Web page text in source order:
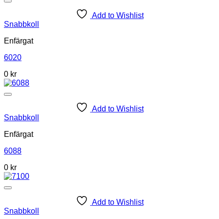
Add to Wishlist
Snabbkoll
Enfärgat
6020
0 kr
Add to Wishlist
Snabbkoll
Enfärgat
6088
0 kr
Add to Wishlist
Snabbkoll